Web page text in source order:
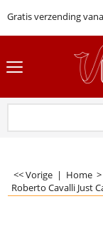
Gratis verzending
<< Vorige | Home >
Roberto Cavalli Just